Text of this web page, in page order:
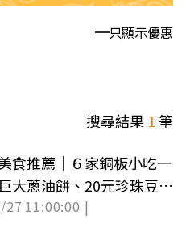
只顯示優惠
搜尋結果 1筆
食推薦｜６家銅板小吃一
大蔥油餅、20元珍珠豆
拼40元
11:00:00 |